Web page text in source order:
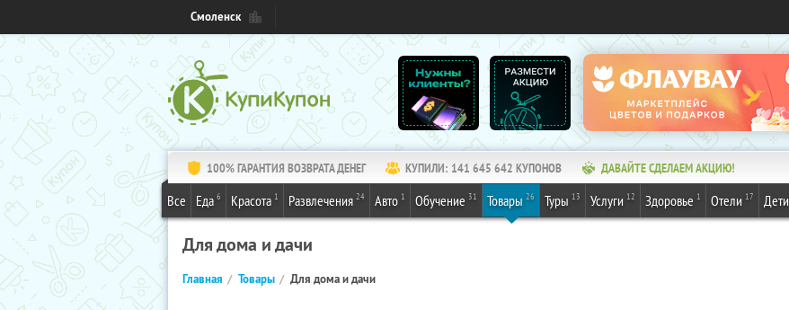
Смоленск
100% ГАРАНТИЯ ВОЗВРАТА ДЕНЕГ КУПИЛИ: 141 645 642 КУПОНОВ ДАВАЙТЕ СДЕЛАЕМ АКЦИЮ!
Все Еда 6 Красота 1 Развлечения 24 Авто 1 Обучение 31 Товары 26 Туры 13 Услуги 12 Здоровье 1 Отели 17 Дети
Для дома и дачи
Главная Товары Для дома и дачи